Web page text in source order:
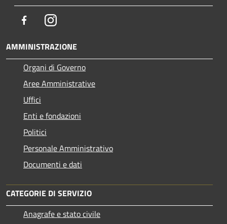
FacebookInstagram
AMMINISTRAZIONE
Organi di Governo
Aree Amministrative
Uffici
Enti e fondazioni
Politici
Personale Amministrativo
Documenti e dati
CATEGORIE DI SERVIZIO
Anagrafe e stato civile